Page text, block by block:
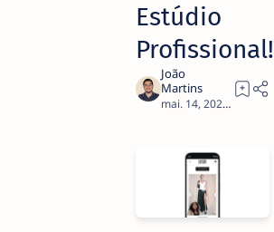
Estúdio
Profissional!